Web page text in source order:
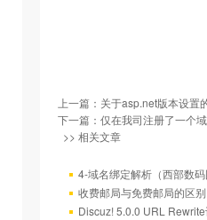
上一篇： 关于asp.net版本设置
下一篇： 仅在我司注册了一个
>> 相关文章
4-域名绑定解析（西部数
收费邮局与免费邮局的区别
Discuz! 5.0.0 URL